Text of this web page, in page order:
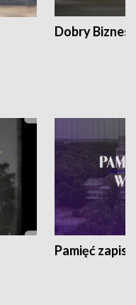
Dobry Biznes
Pamięć